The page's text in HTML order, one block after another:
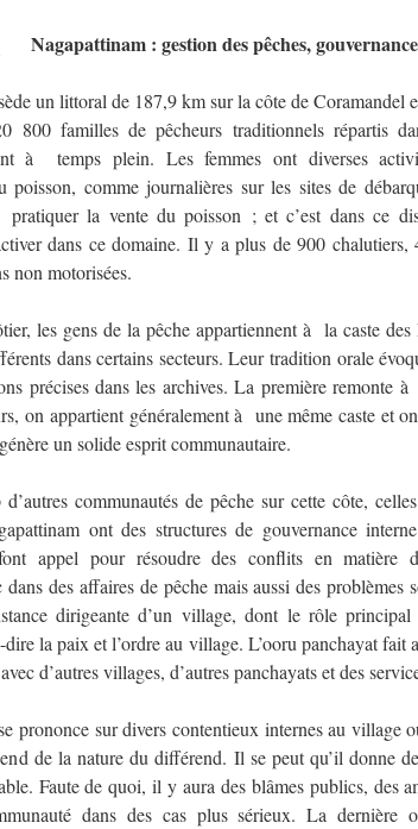
Nagapattinam : gestion des pêches, gouvernance
un littoral de 187,9 km sur la côte de Coramandel
800 familles de pêcheurs traditionnels répartis
à temps plein. Les femmes ont diverses
poisson, comme journalières sur les sites de
la vente du poisson ; et c’est dans ce
dans ce domaine. Il y a plus de 900 chalutiers,
non motorisées.
les gens de la pêche appartiennent à la caste des
dans certains secteurs. Leur tradition orale
précises dans les archives. La première remonte
on appartient généralement à une même caste et
un solide esprit communautaire.
communautés de pêche sur cette côte, celles
ont des structures de gouvernance interne
appel pour résoudre des conflits en matière
des affaires de pêche mais aussi des problèmes
dirigeante d’un village, dont le rôle
dire la paix et l’ordre au village. L’ooru panchayatfait
d’autres villages, d’autrespanchayatset des
prononce sur divers contentieux internes au village
de la nature du différend. Il se peut qu’il donne
Faute de quoi, il y aura des blâmes publics, des
dans des cas plus sérieux. La dernière